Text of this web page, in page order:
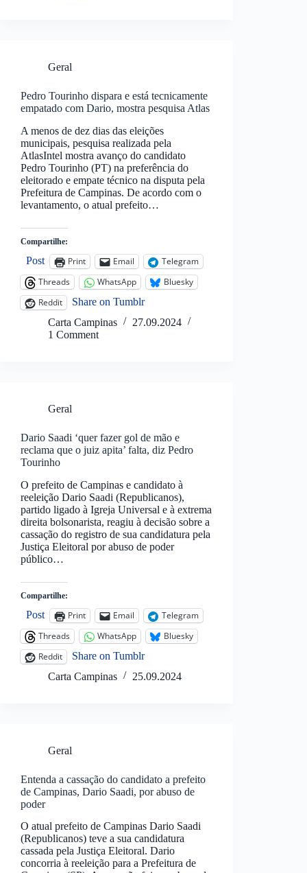
Geral
Pedro Tourinho dispara e está tecnicamente
empatado com Dario, mostra pesquisa Atlas
A menos de dez dias das eleições
municipais, pesquisa realizada pela
AtlasIntel mostra avanço do candidato
Pedro Tourinho (PT) na preferência do
eleitorado e empate técnico na disputa pela
Prefeitura de Campinas. De acordo com o
levantamento, o atual prefeito…
Compartilhe:
Post Print Email
Telegram
Threads
WhatsApp
Bluesky
Reddit
Share on Tumblr
Carta Campinas
27.09.2024
1 Comment
Geral
Dario Saadi ‘quer fazer gol de mão e
reclama que o juiz apita’ falta, diz Pedro
Tourinho
O prefeito de Campinas e candidato à
reeleição Dario Saadi (Republicanos),
partido ligado à Igreja Universal e à extrema
direita bolsonarista, reagiu à decisão sobre a
cassação do registro de sua candidatura pela
Justiça Eleitoral por abuso de poder
público…
Compartilhe:
Post Print Email
Telegram
Threads
WhatsApp
Bluesky
Reddit
Share on Tumblr
Carta Campinas
25.09.2024
Geral
Entenda a cassação do candidato a prefeito
de Campinas, Dario Saadi, por abuso de
poder
O atual prefeito de Campinas Dario Saadi
(Republicanos) teve a sua candidatura
cassada pela Justiça Eleitoral. Dario
concorria à reeleição para a Prefeitura de